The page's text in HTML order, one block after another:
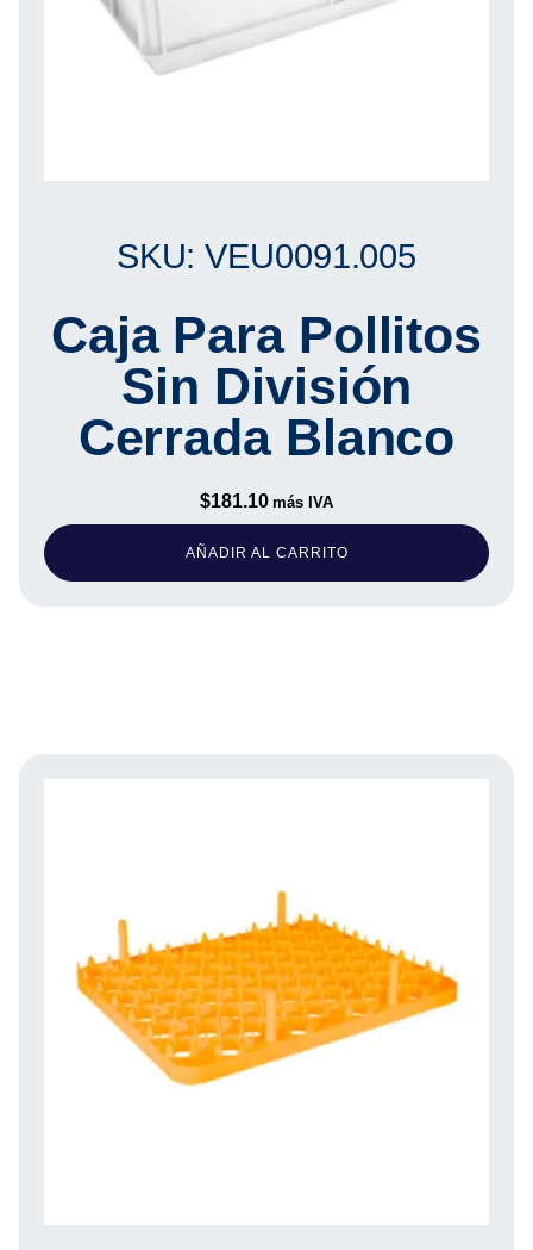
SKU: VEU0091.005
Caja Para Pollitos
Sin División
Cerrada Blanco
$181.10 más IVA
AÑADIR AL CARRITO